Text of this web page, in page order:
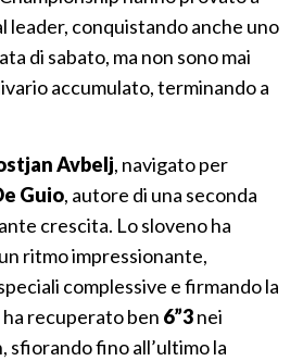
leader, conquistando anche uno
di sabato, ma non sono mai
accumulato, terminando a
Avbelj, navigato per
Guio, autore di una seconda
crescita. Lo sloveno ha
ritmo impressionante,
complessive e firmando la
ha recuperato ben 6”3nei
sfiorando fino all’ultimo la